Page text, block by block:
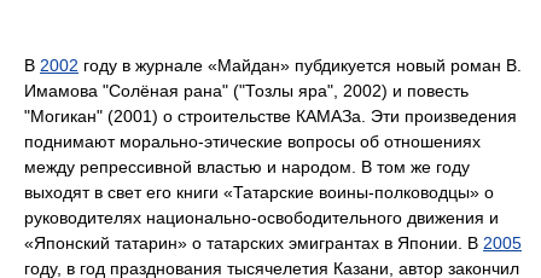
В 2002 году в журнале «Майдан» пубдикуется новый роман В.
Имамова "Солёная рана" ("Тозлы яра", 2002) и повесть
"Могикан" (2001) о строительстве КАМАЗа. Эти произведения
поднимают морально-этические вопросы об отношениях
между репрессивной властью и народом. В том же году
выходят в свет его книги «Татарские воины-полководцы» о
руководителях национально-освободительного движения и
«Японский татарин» о татарских эмигрантах в Японии. В 2005
году, в год празднования тысячелетия Казани, автор закончил